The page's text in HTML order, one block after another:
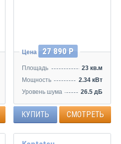
Цена 27 890 Р
Площадь
23 кв.м
Мощность
2.34 кВт
Уровень шума
26.5 дБ
КУПИТЬ СМОТРЕТЬ